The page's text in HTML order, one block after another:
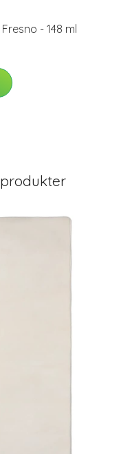
- 148 ml